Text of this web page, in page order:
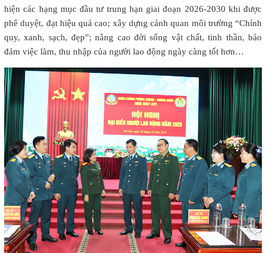
hiện các hạng mục đầu tư trung hạn giai đoạn 2026-2030 khi được
phê duyệt, đạt hiệu quả cao; xây dựng cảnh quan môi trường “Chính
quy, xanh, sạch, đẹp”; nâng cao đời sống vật chất, tinh thần, bảo
đảm việc làm, thu nhập của người lao động ngày càng tốt hơn…